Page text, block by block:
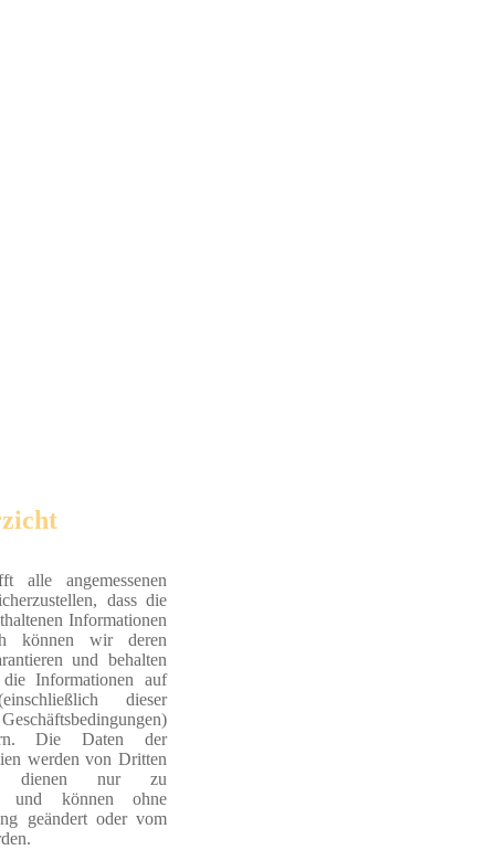
alle angemessenen
dass die
Informationen
können wir deren
und behalten
Informationen auf
dieser
Die Daten der
werden von Dritten
dienen nur zu
und können ohne
geändert oder vom